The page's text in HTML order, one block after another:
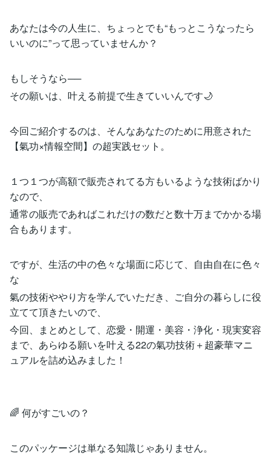
あなたは今の人生に、ちょっとでも“もっとこうなったら
いいのに”って思っていませんか？
もしそうなら──
その願いは、叶える前提で生きていいんです🌙
今回ご紹介するのは、そんなあなたのために用意された
【氣功×情報空間】の超実践セット。
１つ１つが高額で販売されてる方もいるような技術ばかり
なので、
通常の販売であればこれだけの数だと数十万までかかる場
合もあります。
ですが、生活の中の色々な場面に応じて、自由自在に色々
な
氣の技術ややり方を学んでいただき、ご自分の暮らしに役
立てて頂きたいので、
今回、まとめとして、恋愛・開運・美容・浄化・現実変容
まで、あらゆる願いを叶える22の氣功技術＋超豪華マニ
ュアルを詰め込みました！
🌈 何がすごいの？
このパッケージは単なる知識じゃありません。